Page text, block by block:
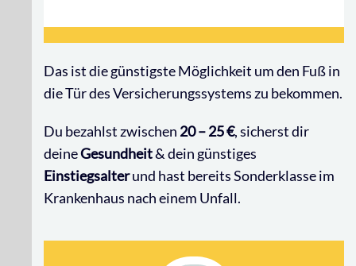
Das ist die günstigste Möglichkeit um den Fuß in
die Tür des Versicherungssystems zu bekommen.
Du bezahlst zwischen 20 – 25 €, sicherst dir
deineGesundheit& dein günstiges
Einstiegsalterund hast bereits Sonderklasse im
Krankenhaus nach einem Unfall.